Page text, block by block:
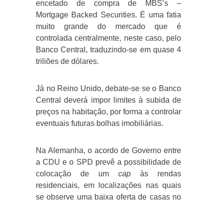
encetado de compra de MBS’s –
Mortgage Backed Securities. É uma fatia
muito grande do mercado que é
controlada centralmente, neste caso, pelo
Banco Central, traduzindo-se em quase 4
triliões de dólares.
Já no Reino Unido, debate-se se o Banco
Central deverá impor limites à subida de
preços na habitação, por forma a controlar
eventuais futuras bolhas imobiliárias.
Na Alemanha, o acordo de Governo entre
a CDU e o SPD prevê a possibilidade de
colocação de um cap às rendas
residenciais, em localizações nas quais
se observe uma baixa oferta de casas no